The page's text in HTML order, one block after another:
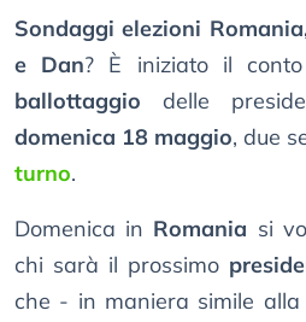
Sondaggi elezioni
e Dan? È iniziato il
ballottaggiodelle
domenica 18 maggio, due
turno.
Domenica in Romania si
chi sarà il prossimo
che - in maniera simile